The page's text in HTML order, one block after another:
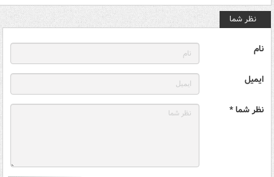
نظر شما
نام
ایمیل
نظر شما *